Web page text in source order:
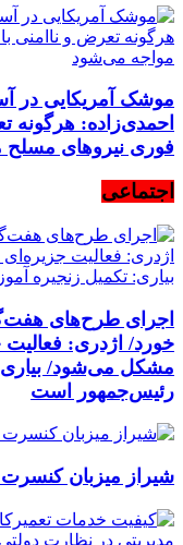
موشک آمریکایی در
احمدی‌زاده: هرگونه
فوری نیرو‌های
اجتماعی
اجرای طرح‌های
خورد/ اژدری: فعالیت
مشکل می‌شود/ بیاری:
رئیس‌جمهور است
شیراز میزبان